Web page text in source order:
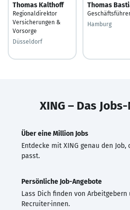
Thomas Kalthoff
Regionaldirektor
Versicherungen &
Vorsorge
Düsseldorf
Thomas
Hamburg
XING – Das
Über eine Million Jobs
Entdecke mit XING genau den
passt.
Persönliche Job-Angebote
Lass Dich finden von Arbeitgebern
Recruiter·innen.